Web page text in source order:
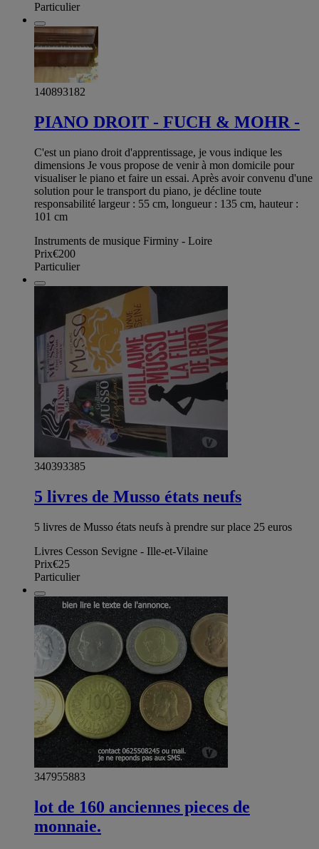
Particulier
140893182
PIANO DROIT - FUCH & MOHR -
C'est un piano droit d'apprentissage, je vous indique les
dimensions Je vous propose de venir à mon domicile pour
visualiser le piano et faire un essai. Après avoir convenu d'une
solution pour le transport du piano, je décline toute
responsabilité largeur : 55 cm, longueur : 135 cm, hauteur :
101 cm
Instruments de musique Firminy - Loire
Prix€200
Particulier
340393385
5 livres de Musso états neufs
5 livres de Musso états neufs à prendre sur place 25 euros
Livres Cesson Sevigne - Ille-et-Vilaine
Prix€25
Particulier
347955883
lot de 160 anciennes pieces de
monnaie.